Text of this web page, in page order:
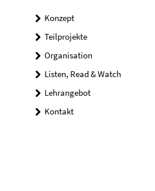
Konzept
Teilprojekte
Organisation
Listen, Read & Watch
Lehrangebot
Kontakt